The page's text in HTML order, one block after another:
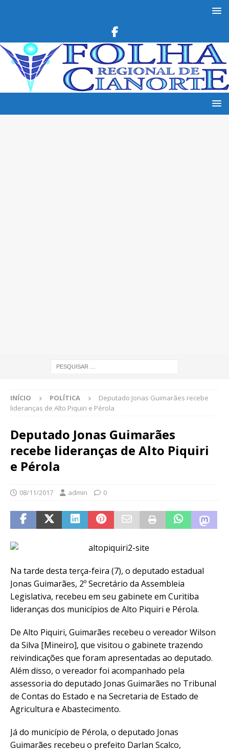
INÍCIO POLÍTICA
Deputado Jonas Guimarães recebe
lideranças de Alto Piquiri e Pérola
Deputado Jonas Guimarães
recebe lideranças de Alto Piquiri
e Pérola
08/11/2017 admin 0
Na tarde desta terça-feira (7), o deputado estadual
Jonas Guimarães, 2º Secretário da Assembleia
Legislativa, recebeu em seu gabinete em Curitiba
lideranças dos municípios de Alto Piquiri e Pérola.
De Alto Piquiri, Guimarães recebeu o vereador Wilson
da Silva [Mineiro], que visitou o gabinete trazendo
reivindicações que foram apresentadas ao deputado.
Além disso, o vereador foi acompanhado pela
assessoria do deputado Jonas Guimarães no Tribunal
de Contas do Estado e na Secretaria de Estado de
Agricultura e Abastecimento.
Já do município de Pérola, o deputado Jonas
Guimarães recebeu o prefeito Darlan Scalco,